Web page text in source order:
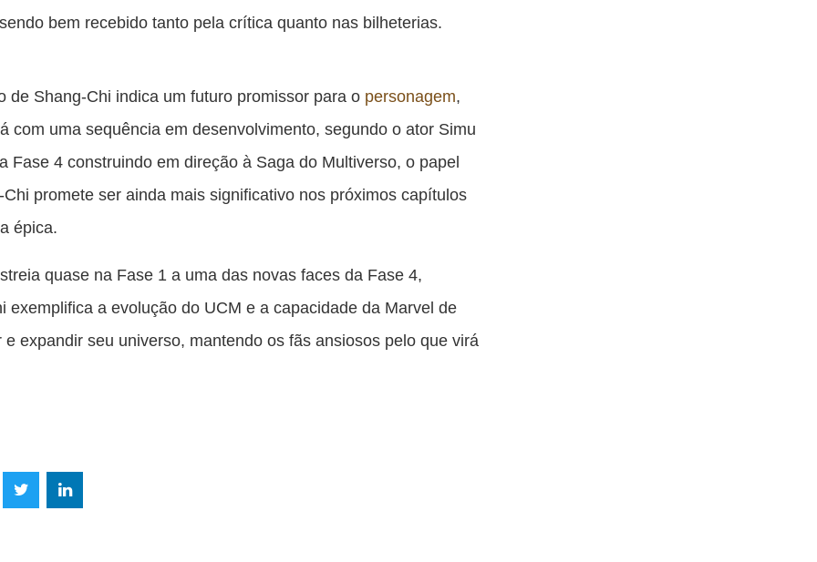
bem recebido tanto pela crítica quanto nas bilheterias.
de Shang-Chi indica um futuro promissor para o personagem,
com uma sequência em desenvolvimento, segundo o ator Simu
Fase 4 construindo em direção à Saga do Multiverso, o papel
Chi promete ser ainda mais significativo nos próximos capítulos
épica.
quase na Fase 1 a uma das novas faces da Fase 4,
exemplifica a evolução do UCM e a capacidade da Marvel de
e expandir seu universo, mantendo os fãs ansiosos pelo que virá